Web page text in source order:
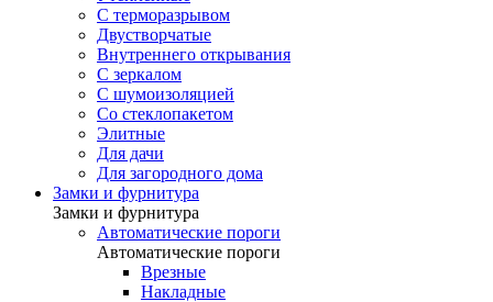
С терморазрывом
Двустворчатые
Внутреннего открывания
С зеркалом
С шумоизоляцией
Со стеклопакетом
Элитные
Для дачи
Для загородного дома
Замки и фурнитура
Замки и фурнитура
Автоматические пороги
Автоматические пороги
Врезные
Накладные